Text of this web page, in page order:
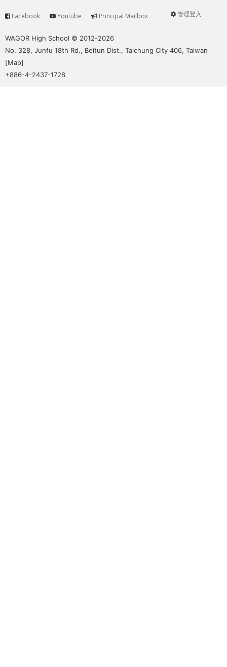
User
管理登入
Service
Facebook Youtube Principal Mailbox
WAGOR High School © 2012-2026
No. 328, Junfu 18th Rd., Beitun Dist., Taichung City 406, Taiwan
[Map]
+886-4-2437-1728